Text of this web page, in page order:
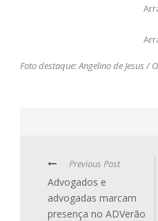
Foto destaque: Angelino de Jesus /
Previous Post
Advogados e
advogadas marcam
presença no ADVerão